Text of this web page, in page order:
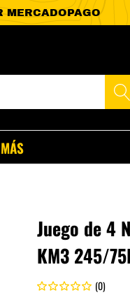
MÁS
Juego de 4
KM3 245/
(0)